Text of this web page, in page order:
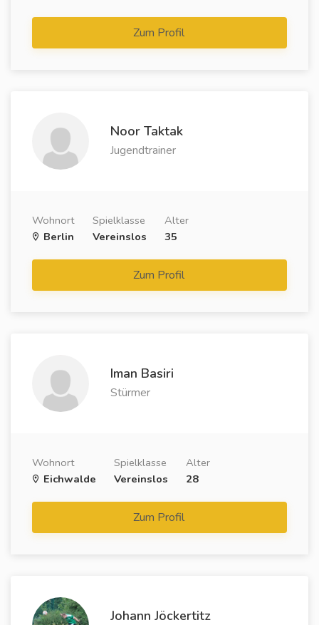
Zum Profil
Noor Taktak
Jugendtrainer
Wohnort
Berlin
Spielklasse
Vereinslos
Alter
35
Zum Profil
Iman Basiri
Stürmer
Wohnort
Eichwalde
Spielklasse
Vereinslos
Alter
28
Zum Profil
Johann Jöckertitz